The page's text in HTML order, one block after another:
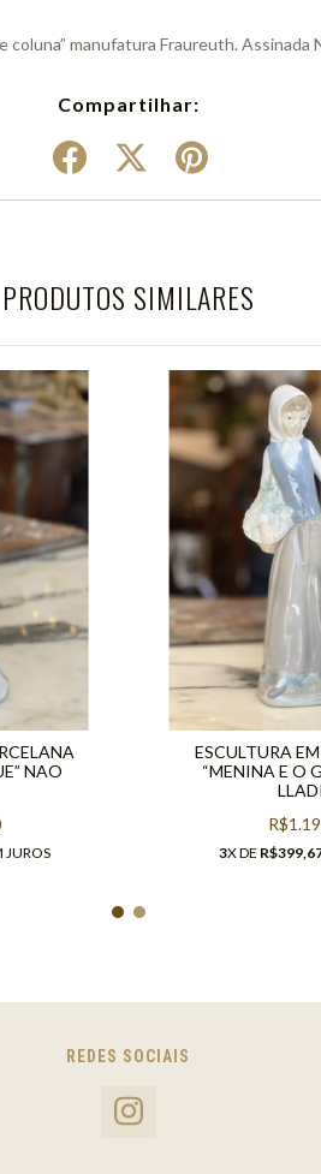
manufatura Fraureuth. Assinada
Compartilhar:
PRODUTOS SIMILARES
NAO
JUROS
ESCULTURA
“MENINA E O
3X DE
REDES SOCIAIS